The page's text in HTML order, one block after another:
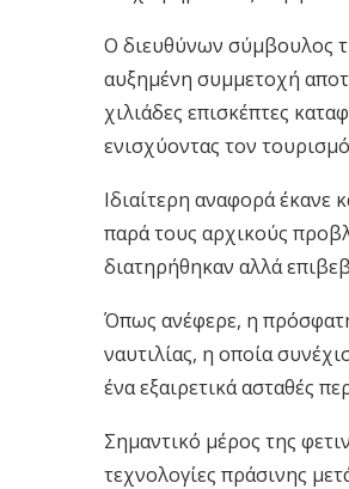
Ο διευθύνων σύμβουλος
αυξημένη συμμετοχή
χιλιάδες επισκέπτες
ενισχύοντας τον
Ιδιαίτερη αναφορά έκανε
παρά τους αρχικούς
διατηρήθηκαν αλλά
Όπως ανέφερε, η πρόσφατη
ναυτιλίας, η οποία
ένα εξαιρετικά ασταθές
Σημαντικό μέρος της
τεχνολογίες πράσινης